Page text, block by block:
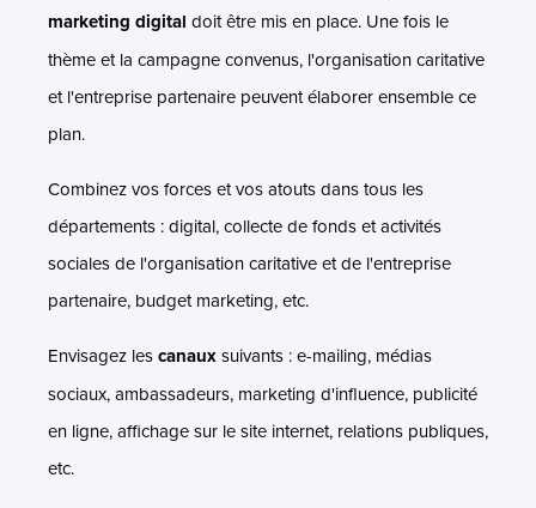
marketing digital doit être mis en place. Une fois le
thème et la campagne convenus, l'organisation caritative
et l'entreprise partenaire peuvent élaborer ensemble ce
plan.
Combinez vos forces et vos atouts dans tous les
départements : digital, collecte de fonds et activités
sociales de l'organisation caritative et de l'entreprise
partenaire, budget marketing, etc.
Envisagez lescanauxsuivants : e-mailing, médias
sociaux, ambassadeurs, marketing d'influence, publicité
en ligne, affichage sur le site internet, relations publiques,
etc.